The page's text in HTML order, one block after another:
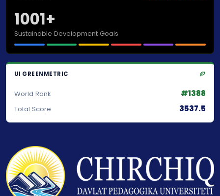
1001+
Sustainable Development Goals
UI GREENMETRIC
World Rank #1388
Total Score 3537.5